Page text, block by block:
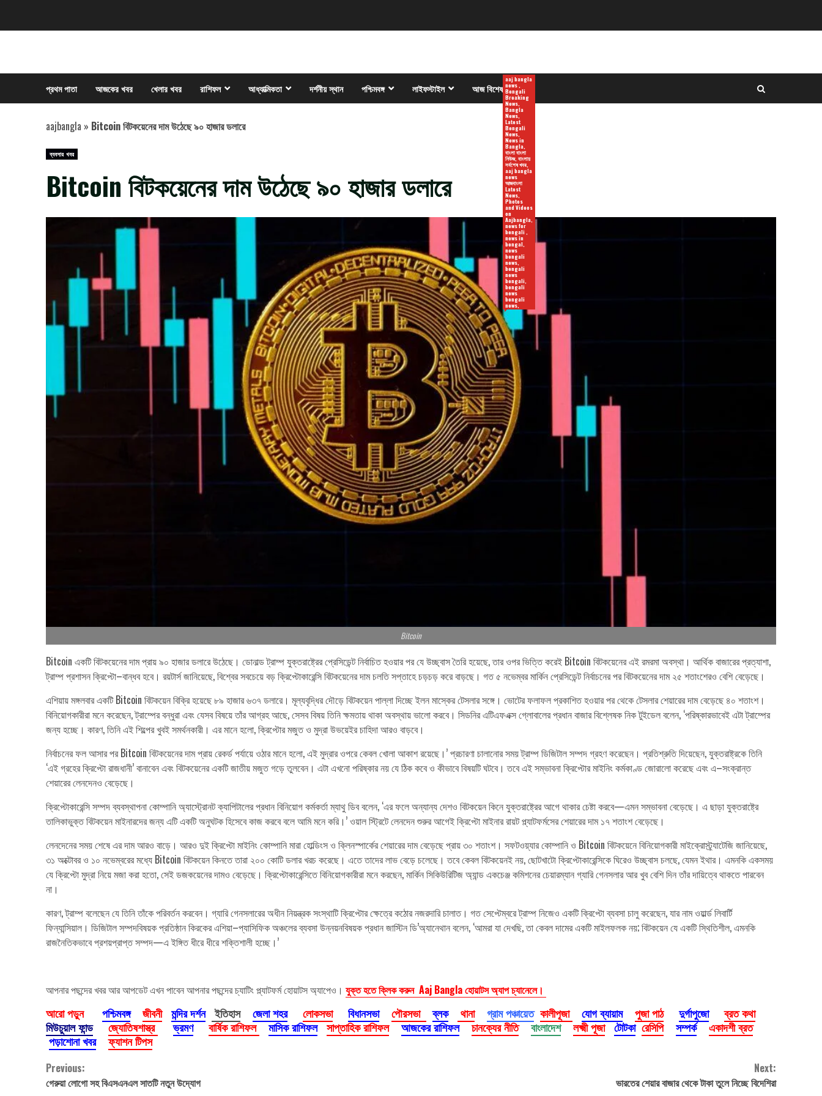
প্রথম পাতা আজকের খবর খেলার খবর রাশিফল আধ্যাত্মিকতা দর্শনীয় স্থান পশ্চিমবঙ্গ লাইফস্টাইল আজ বিশেষ
aaj bangla
news ,
Bengali
Breaking
News,
Bangla
News,
Latest
Bengali
News,
News in
Bangla,
বাংলা বাংলা
নিউজ, বাংলায়
সর্বশেষ খবর,
aaj bangla
news
আজবাংলা
Latest
News,
Photos
and Videos
on
Aajbangla,
news for
bengali ,
news in
bengal,
news
bengali
news,
bengali
news
bengali,
bengali
news
bengali
news,
aajbangla » Bitcoin বিটকয়েনের দাম উঠেছে ৯০ হাজার ডলারে
ব্যবসার খবর
Bitcoin বিটকয়েনের দাম উঠেছে ৯০ হাজার ডলারে
Bitcoin
Bitcoin একটি বিটকয়েনের দাম প্রায় ৯০ হাজার ডলারে উঠেছে। ডোনাল্ড ট্রাম্প যুক্তরাষ্ট্রের প্রেসিডেন্ট নির্বাচিত হওয়ার পর যে উচ্ছ্বাস তৈরি হয়েছে, তার ওপর ভিত্তি করেই Bitcoin বিটকয়েনের এই রমরমা অবস্থা। আর্থিক বাজারের প্রত্যাশা,
ট্রাম্প প্রশাসন ক্রিপ্টো–বান্ধব হবে। রয়টার্স জানিয়েছে, বিশ্বের সবচেয়ে বড় ক্রিপ্টোকারেন্সি বিটকয়েনের দাম চলতি সপ্তাহে চড়চড় করে বাড়ছে। গত ৫ নভেম্বর মার্কিন প্রেসিডেন্ট নির্বাচনের পর বিটকয়েনের দাম ২৫ শতাংশেরও বেশি বেড়েছে।
এশিয়ায় মঙ্গলবার একটি Bitcoin বিটকয়েন বিক্রি হয়েছে ৮৯ হাজার ৬৩৭ ডলারে। মূল্যবৃদ্ধির দৌড়ে বিটকয়েন পাল্লা দিচ্ছে ইলন মাস্কের টেসলার সঙ্গে। ভোটের ফলাফল প্রকাশিত হওয়ার পর থেকে টেসলার শেয়ারের দাম বেড়েছে ৪০ শতাংশ।
বিনিয়োগকারীরা মনে করেছেন, ট্রাম্পের বন্ধুরা এবং যেসব বিষয়ে তাঁর আগ্রহ আছে, সেসব বিষয় তিনি ক্ষমতায় থাকা অবস্থায় ভালো করবে। সিডনির এটিএফএক্স গ্লোবালের প্রধান বাজার বিশ্লেষক নিক টুইডেল বলেন, ‘পরিষ্কারভাবেই এটা ট্রাম্পের
জন্য হচ্ছে। কারণ, তিনি এই শিল্পের খুবই সমর্থনকারী। এর মানে হলো, ক্রিপ্টোর মজুত ও মুদ্রা উভয়েইর চাহিদা আরও বাড়বে।
নির্বাচনের ফল আসার পর Bitcoin বিটকয়েনের দাম প্রায় রেকর্ড পর্যায়ে ওঠার মানে হলো, এই মুদ্রার ওপরে কেবল খোলা আকাশ রয়েছে।’ প্রচারণা চালানোর সময় ট্রাম্প ডিজিটাল সম্পদ গ্রহণ করেছেন। প্রতিশ্রুতি দিয়েছেন, যুক্তরাষ্ট্রকে তিনি
‘এই গ্রহের ক্রিপ্টো রাজধানী’ বানাবেন এবং বিটকয়েনের একটি জাতীয় মজুত গড়ে তুলবেন। এটা এখনো পরিষ্কার নয় যে ঠিক কবে ও কীভাবে বিষয়টি ঘটবে। তবে এই সম্ভাবনা ক্রিপ্টোর মাইনিং কর্মকাণ্ড জোরালো করেছে এবং এ–সংক্রান্ত
শেয়ারের লেনদেনও বেড়েছে।
ক্রিপ্টোকারেন্সি সম্পদ ব্যবস্থাপনা কোম্পানি অ্যাস্ট্রোনট ক্যাপিটালের প্রধান বিনিয়োগ কর্মকর্তা ম্যাথু ডিব বলেন, ‘এর ফলে অন্যান্য দেশও বিটকয়েন কিনে যুক্তরাষ্ট্রের আগে থাকার চেষ্টা করবে—এমন সম্ভাবনা বেড়েছে। এ ছাড়া যুক্তরাষ্ট্রে
তালিকাভুক্ত বিটকয়েন মাইনারদের জন্য এটি একটি অনুঘটক হিসেবে কাজ করবে বলে আমি মনে করি।’ ওয়াল স্ট্রিটে লেনদেন শুরুর আগেই ক্রিপ্টো মাইনার রায়ট প্ল্যাটফর্মসের শেয়ারের দাম ১৭ শতাংশ বেড়েছে।
লেনদেনের সময় শেষে এর দাম আরও বাড়ে। আরও দুই ক্রিপ্টো মাইনিং কোম্পানি মারা হোল্ডিংস ও ক্লিনস্পার্কের শেয়ারের দাম বেড়েছে প্রায় ৩০ শতাংশ। সফটওয়্যার কোম্পানি ও Bitcoin বিটকয়েনে বিনিয়োগকারী মাইক্রোস্ট্র্যাটেজি জানিয়েছে,
৩১ অক্টোবর ও ১০ নভেম্বরের মধ্যে Bitcoin বিটকয়েন কিনতে তারা ২০০ কোটি ডলার খরচ করেছে। এতে তাদের লাভ বেড়ে চলেছে। তবে কেবল বিটকয়েনই নয়, ছোটখাটো ক্রিপ্টোকারেন্সিকে ঘিরেও উচ্ছ্বাস চলছে, যেমন ইথার। এমনকি একসময়
যে ক্রিপ্টো মুদ্রা নিয়ে মজা করা হতো, সেই ডজকয়েনের দামও বেড়েছে। ক্রিপ্টোকারেন্সিতে বিনিয়োগকারীরা মনে করছেন, মার্কিন সিকিউরিটিজ অ্যান্ড একচেঞ্জ কমিশনের চেয়ারম্যান গ্যারি গেনসলার আর খুব বেশি দিন তাঁর দায়িত্বে থাকতে পারবেন
না।
কারণ, ট্রাম্প বলেছেন যে তিনি তাঁকে পরিবর্তন করবেন। গ্যারি গেনসলারের অধীন নিয়ন্ত্রক সংস্থাটি ক্রিপ্টোর ক্ষেত্রে কঠোর নজরদারি চালাত। গত সেপ্টেম্বরে ট্রাম্প নিজেও একটি ক্রিপ্টো ব্যবসা চালু করেছেন, যার নাম ওয়ার্ল্ড লিবার্টি
ফিন্যান্সিয়াল। ডিজিটাল সম্পদবিষয়ক প্রতিষ্ঠান কিরকের এশিয়া–প্যাসিফিক অঞ্চলের ব্যবসা উন্নয়নবিষয়ক প্রধান জাস্টিন ডি’অ্যানেথান বলেন, ‘আমরা যা দেখছি, তা কেবল দামের একটি মাইলফলক নয়; বিটকয়েন যে একটি স্থিতিশীল, এমনকি
রাজনৈতিকভাবে প্রশয়প্রাপ্ত সম্পদ—এ ইঙ্গিত ধীরে ধীরে শক্তিশালী হচ্ছে।’
আপনার পছন্দের খবর আর আপডেট এখন পাবেন আপনার পছন্দের চ্যাটিং প্ল্যাটফর্ম হোয়াটস অ্যাপেও। যুক্ত হতে ক্লিক করুন Aaj Bangla হোয়াটস অ্যাপ চ্যানেলে।
আরো পড়ুন পশ্চিমবঙ্গ জীবনী মন্দির দর্শন ইতিহাস জেলা শহর লোকসভা বিধানসভা পৌরসভা ব্লক থানা গ্রাম পঞ্চায়েত কালীপূজা যোগ ব্যায়াম পুজা পাঠ দুর্গাপুজো
ব্রত কথা
মিউচুয়াল ফান্ড
জ্যোতিষশাস্ত্র ভ্রমণ বার্ষিক রাশিফল মাসিক রাশিফল সাপ্তাহিক রাশিফল আজকের রাশিফল চানক্যের নীতি বাংলাদেশ লক্ষ্মী পূজা টোটকা রেসিপি সম্পর্ক
একাদশী ব্রত
পড়াশোনা খবর
ফ্যাশন টিপস
Continue
Previous:
গেরুয়া লোগো সহ বিএসএনএল সাতটি নতুন উদ্যোগ
Next:
ভারতের শেয়ার বাজার থেকে টাকা তুলে নিচ্ছে বিদেশিরা